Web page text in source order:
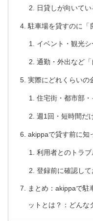
日貸しが向いて
駐車場を貸すのに「
イベント・観光
通勤・外出など
実際にどれくらいの
住宅街・都市部
週1回・短時間だ
akippaで貸す前に知
利用者とのトラ
登録前に確認し
まとめ：akippaで駐
ットとは？：どんな